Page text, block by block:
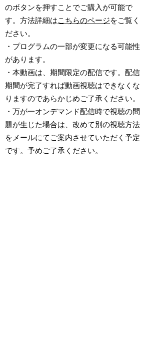
のボタンを押すことでご購入が可能で
す。方法詳細はこちらのページをご覧く
ださい。
・プログラムの一部が変更になる可能性
があります。
・本動画は、期間限定の配信です。配信
期間が完了すれば動画視聴はできなくな
りますのであらかじめご了承ください。
・万が一オンデマンド配信時で視聴の問
題が生じた場合は、改めて別の視聴方法
をメールにてご案内させていただく予定
です。予めご了承ください。